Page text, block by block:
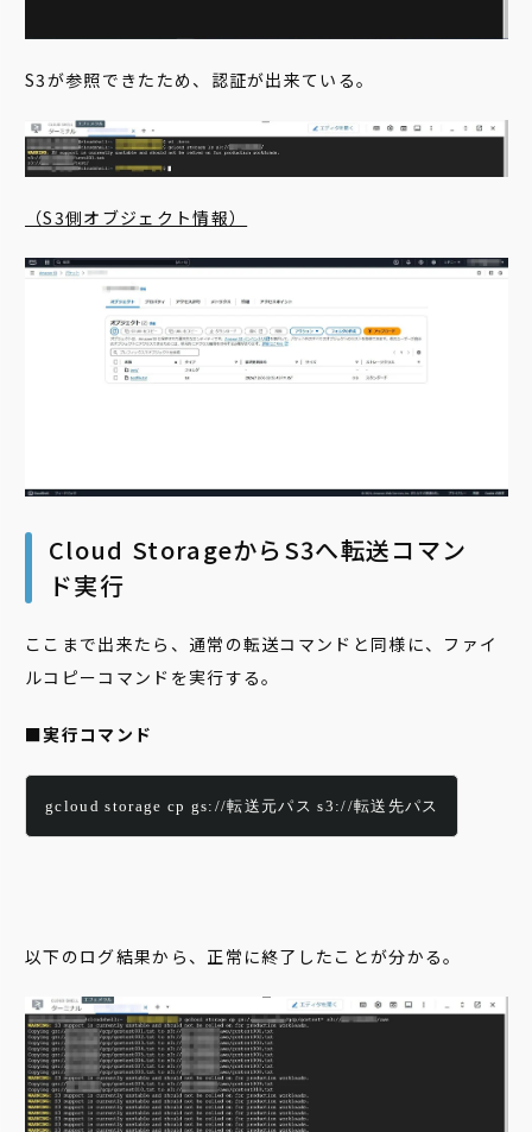
S3が参照できたため、認証が出来ている。
（S3側オブジェクト情報）
Cloud StorageからS3へ転送コマン
ド実行
ここまで出来たら、通常の転送コマンドと同様に、ファイ
ルコピーコマンドを実行する。
■実行コマンド
gcloud storage cp gs://転送元パス s3://転送先パス
以下のログ結果から、正常に終了したことが分かる。